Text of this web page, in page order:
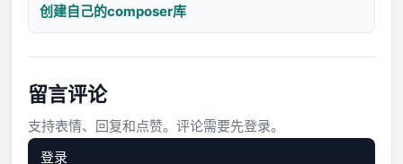
创建自己的composer库
留言评论
支持表情、回复和点赞。评论需要先登录。
登录